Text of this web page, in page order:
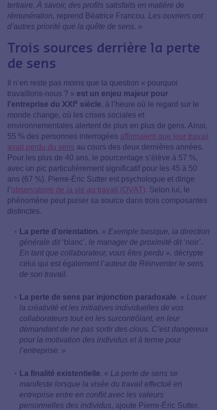
tertiaire. À savoir, des profils satisfaits en matière de
rémunération, reprend Béatrice Francou. Les ouvriers ont
d’autres priorité que la quête de sens. »
Trois sources derrière la perte
de sens
Il n’en reste pas moins que la question « pourquoi
travaillons-nous ? » est un enjeu majeur pour
l’entreprise du XXI e siècle, à l’heure où le regard sur le
monde change, où les crises sociales et
environnementales alertent de plus en plus de gens. Ainsi,
55 % des personnes interrogées affirmaient que leur travail
avait perdu du sens au cours des deux dernières années.
Pour les plus de 40 ans, le pourcentage s’élève à 57 %,
avec un pic particulièrement significatif pour les 45 à 50
ans (67 %). Pierre-Éric Sutter est psychologue et dirige
l’observatoire de la vie au travail (OVAT). Selon lui, le
phénomène peut puiser sa source dans trois composantes
distinctes.
La perte d’orientation. « Exemple basique, la direction
générale dit‘blanc’, le manager de proximité dit‘noir’.
En tant que collaborateur, vous êtes perdu », décrypte
celui qui est également l’auteur de Réinventer le sens
de son travail.
La perte de sens par injonction paradoxale. « Louer
la créativité et les initiatives individuelles de vos
collaborateurs tout en les surcontrôlant, en leur
demandant de ne pas sortir des clous. C’est dangereux
pour la motivation des individus et à terme pour
l’entreprise. »
La finalité existentielle. « La perte de sens se
manifeste lorsque la visée du travail effectué en
entreprise entre en conflit avec les valeurs
personnelles des individus, ajoute Pierre-Éric Sutter.